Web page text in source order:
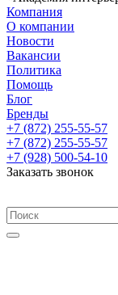
Компания
О компании
Новости
Вакансии
Политика
Помощь
Блог
Бренды
+7 (872) 255-55-57
+7 (872) 255-55-57
+7 (928) 500-54-10
Заказать звонок